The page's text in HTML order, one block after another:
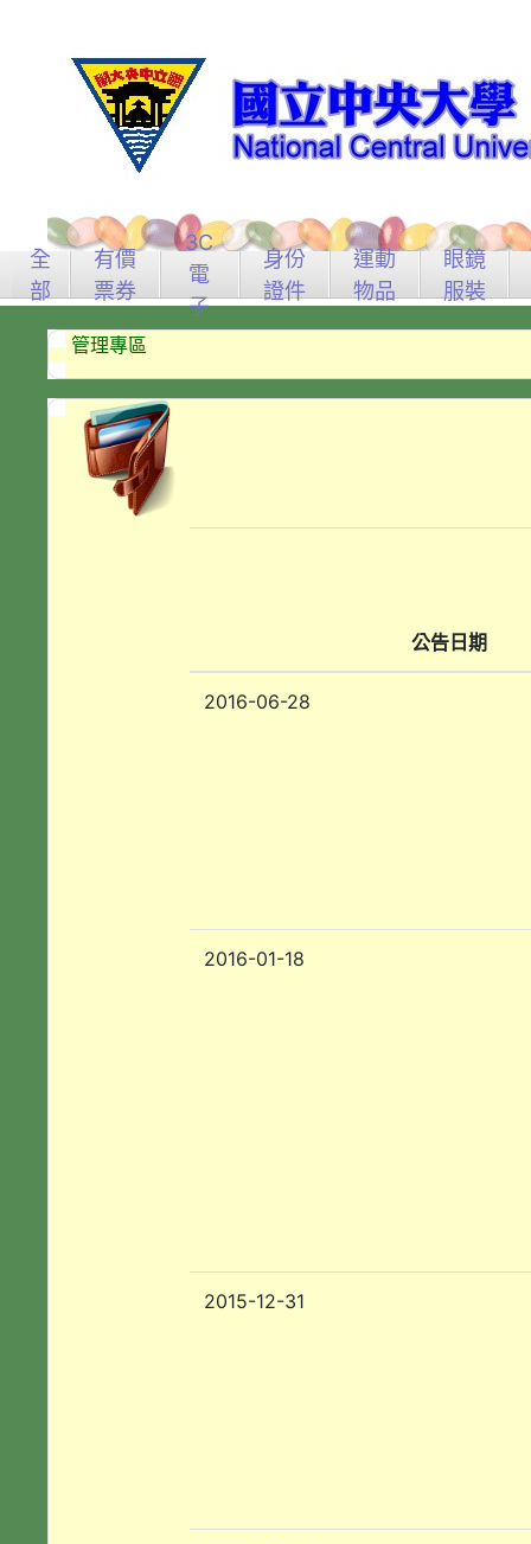
全
部
有價
票券
3C
電
子
身份
證件
運動
物品
眼鏡
服裝
管理專區
公告日期
2016-06-28
2016-01-18
2015-12-31